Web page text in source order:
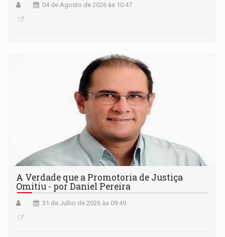
04 de Agosto de 2026 às 10:47
A Verdade que a Promotoria de Justiça
Omitiu - por Daniel Pereira
31 de Julho de 2026 às 09:49